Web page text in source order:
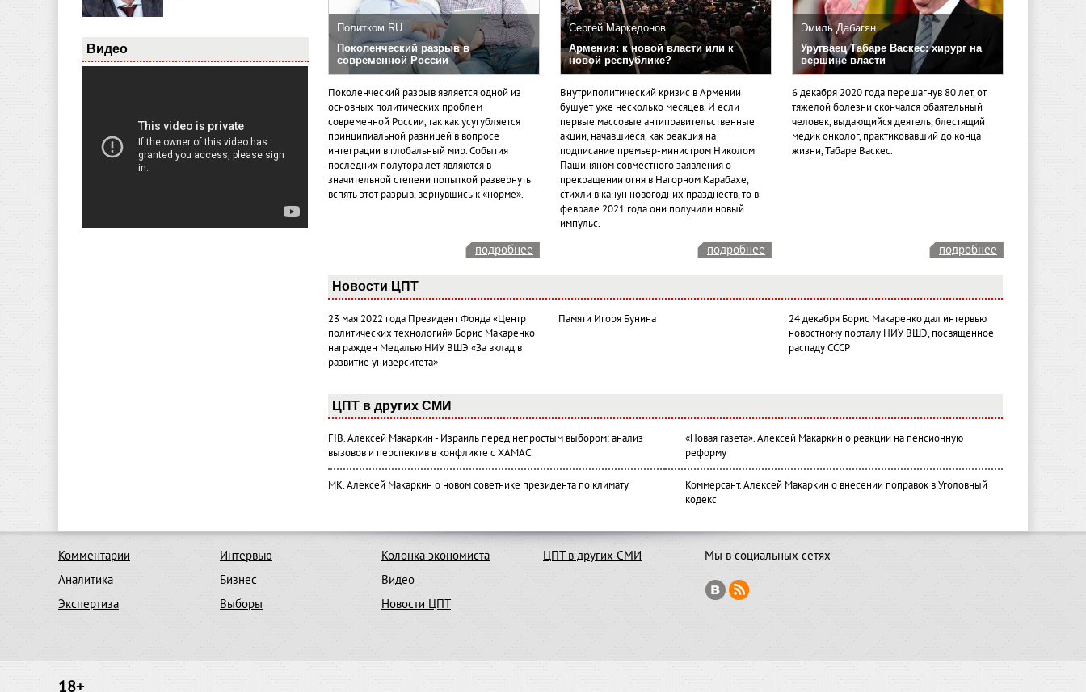
Видео
Политком.RU
Поколенческий разрыв в
современной России
Поколенческий разрыв является одной из
основных политических проблем
современной России, так как усугубляется
принципиальной разницей в вопросе
интеграции в глобальный мир. События
последних полутора лет являются в
значительной степени попыткой развернуть
вспять этот разрыв, вернувшись к «норме».
Сергей Маркедонов
Армения: к новой власти или к
новой республике?
Внутриполитический кризис в Армении
бушует уже несколько месяцев. И если
первые массовые антиправительственные
акции, начавшиеся, как реакция на
подписание премьер-министром Николом
Пашиняном совместного заявления о
прекращении огня в Нагорном Карабахе,
стихли в канун новогодних празднеств, то в
феврале 2021 года они получили новый
импульс.
Эмиль Дабагян
Уругваец Табаре Васкес: хирург на
вершине власти
6 декабря 2020 года перешагнув 80 лет, от
тяжелой болезни скончался обаятельный
человек, выдающийся деятель, блестящий
медик онколог, практиковавший до конца
жизни, Табаре Васкес.
подробнее подробнее подробнее
Новости ЦПТ
23 мая 2022 года Президент Фонда «Центр
политических технологий» Борис Макаренко
награжден Медалью НИУ ВШЭ «За вклад в
развитие университета»
Памяти Игоря Бунина
24 декабря Борис Макаренко дал интервью
новостному порталу НИУ ВШЭ, посвященное
распаду СССР
ЦПТ в других СМИ
FIB. Алексей Макаркин - Израиль перед непростым выбором: анализ
вызовов и перспектив в конфликте с ХАМАС
«Новая газета». Алексей Макаркин о реакции на пенсионную
реформу
МК. Алексей Макаркин о новом советнике президента по климату
Коммерсант. Алексей Макаркин о внесении поправок в Уголовный
кодекс
Комментарии
Аналитика
Экспертиза
Интервью
Бизнес
Выборы
Колонка экономиста
Видео
Новости ЦПТ
ЦПТ в других СМИ Мы в социальных сетях
18+